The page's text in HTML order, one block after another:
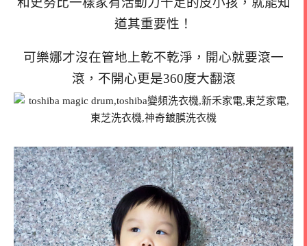
道其重要性！
可樂娜才沒在管地上乾不乾淨，開心就要滾一
滾，不開心更是360度大翻滾